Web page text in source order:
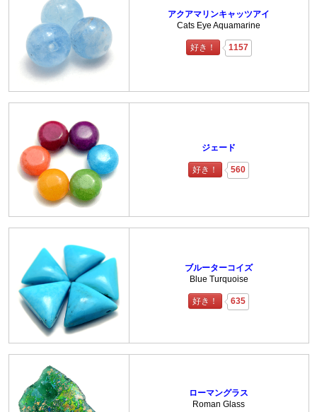
アクアマリンキャッツアイ
Cats Eye Aquamarine
好き！ 1157
ジェード
好き！ 560
ブルーターコイズ
Blue Turquoise
好き！ 635
ローマングラス
Roman Glass